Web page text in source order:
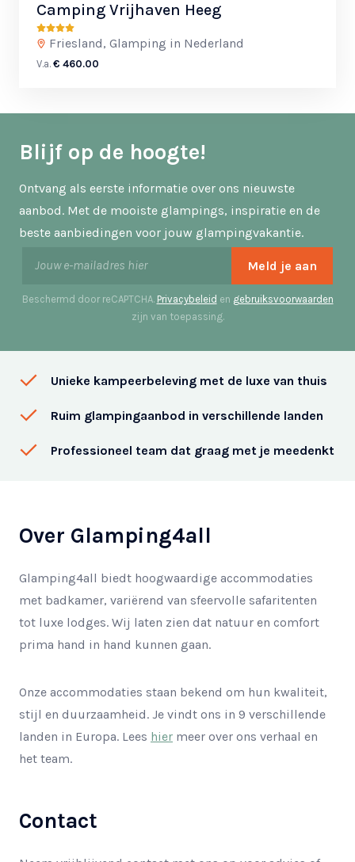
Camping Vrijhaven Heeg
Friesland, Glamping in Nederland
V.a. € 460.00
Blijf op de hoogte!
Ontvang als eerste informatie over ons nieuwste
aanbod. Met de mooiste glampings, inspiratie en de
beste aanbiedingen voor jouw glampingvakantie.
Beschermd door reCAPTCHA. Privacybeleid en gebruiksvoorwaarden
zijn van toepassing.
Unieke kampeerbeleving met de luxe van thuis
Ruim glampingaanbod in verschillende landen
Professioneel team dat graag met je meedenkt
Over Glamping4all
Glamping4all biedt hoogwaardige accommodaties
met badkamer, variërend van sfeervolle safaritenten
tot luxe lodges. Wij laten zien dat natuur en comfort
prima hand in hand kunnen gaan.
Onze accommodaties staan bekend om hun kwaliteit,
stijl en duurzaamheid. Je vindt ons in 9 verschillende
landen in Europa. Lees hier meer over ons verhaal en
het team.
Contact